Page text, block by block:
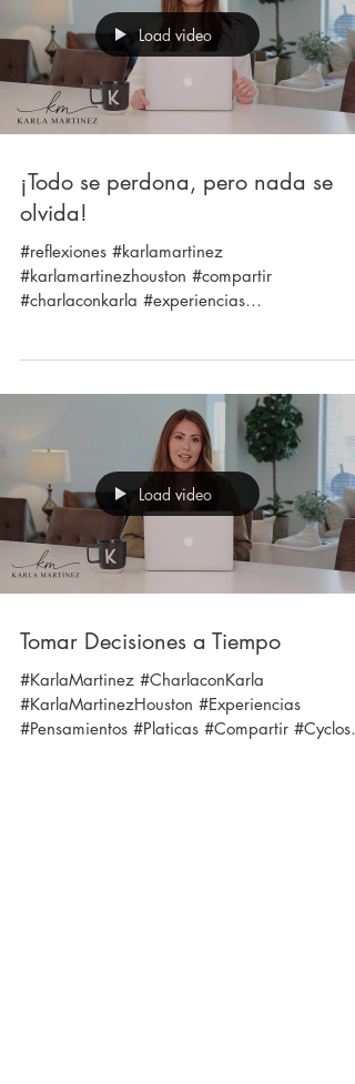
Load video
¡Todo se perdona, pero nada se
olvida!
#reflexiones #karlamartinez
#karlamartinezhouston #compartir
#charlaconkarla #experiencias
Load video
Tomar Decisiones a Tiempo
#KarlaMartinez #CharlaconKarla
#KarlaMartinezHouston #Experiencias
#Pensamientos #Platicas #Compartir #Cyclos